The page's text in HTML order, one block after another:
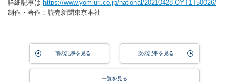
詳細記事は https://www.yomiuri.co.jp/national/20210428-OYT1T50026/
制作・著作：読売新聞東京本社
前の記事を見る 次の記事を見る
一覧を見る